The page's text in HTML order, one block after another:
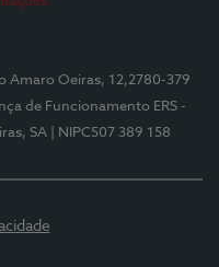
Amaro Oeiras, 12,2780-379
de Funcionamento ERS -
SA | NIPC507 389 158